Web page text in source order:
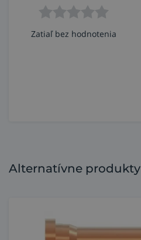
Zatiaľ bez hodnotenia
Alternatívne produkty